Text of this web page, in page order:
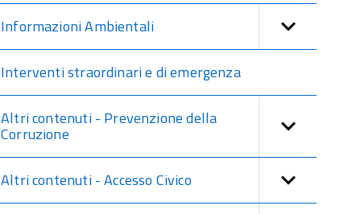
Informazioni Ambientali
Interventi straordinari e di emergenza
Altri contenuti - Prevenzione della
Corruzione
Altri contenuti - Accesso Civico